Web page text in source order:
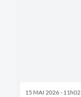
15 MAI 2026 - 11h02